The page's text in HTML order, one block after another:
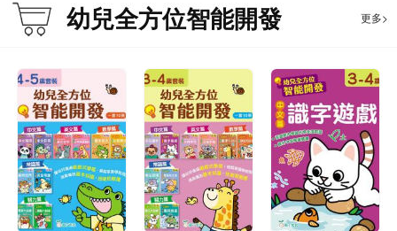
幼兒全方位智能開發 更多>